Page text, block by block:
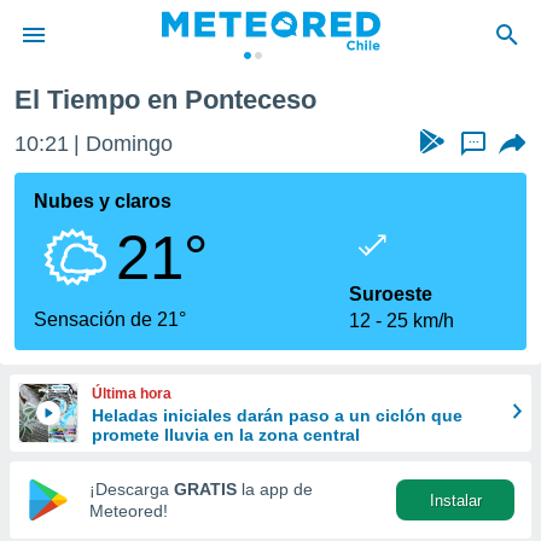
de
por
que se
calidad.
a este
las
y
forma
digital
basada
El Tiempo en Ponteceso
10:21 Domingo ...
Nubes y claros
21°
Sensación de 21°
Suroeste
12
25 km/h
Última hora
Heladas iniciales darán paso a un ciclón que
promete lluvia en la zona central
¡Descarga GRATIS la app de
Meteored!
Instalar